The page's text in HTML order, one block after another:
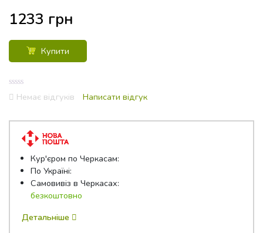
1233 грн
Купити
0
out
5
Немає відгуків Написати відгук
Кур'єром по Черкасам:
По Україні:
Самовивіз в Черкасах:
безкоштовно
Детальніше